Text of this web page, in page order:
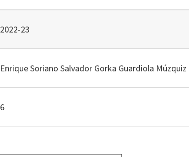
2022-23
Enrique Soriano Salvador Gorka Guardiola Múzquiz
6